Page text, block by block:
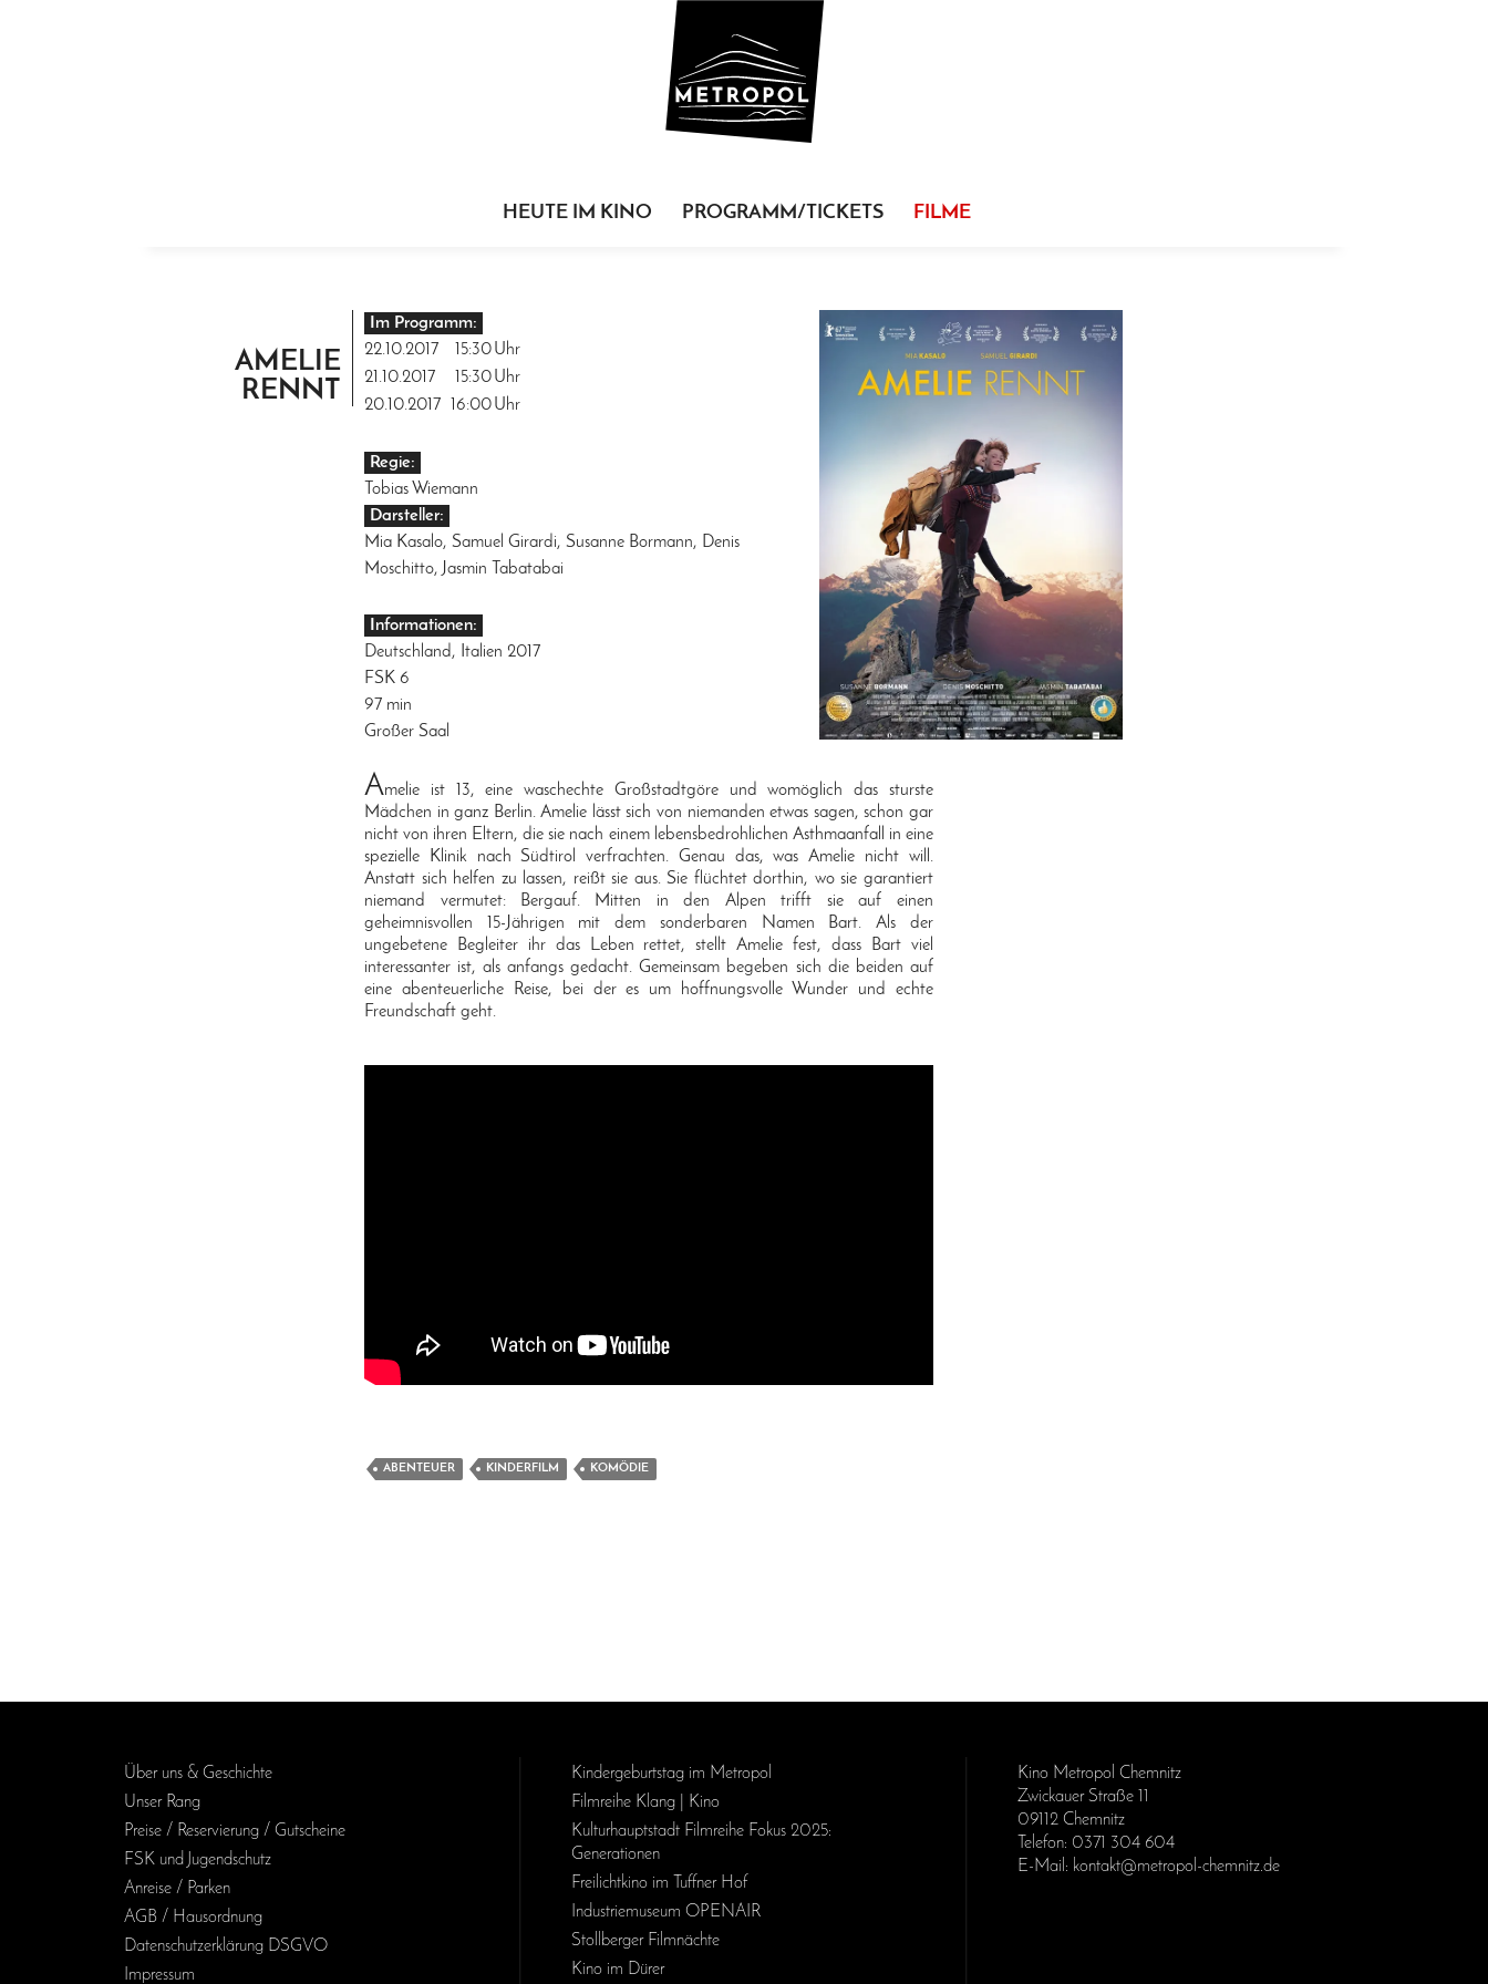
HEUTE IM KINO PROGRAMM/TICKETS FILME
AMELIE
RENNT
Im Programm:
22.10.2017
15:30Uhr
21.10.2017
15:30Uhr
20.10.2017
16:00Uhr
Regie:
Tobias Wiemann
Darsteller:
Mia Kasalo, Samuel Girardi, Susanne Bormann, Denis
Moschitto, Jasmin Tabatabai
Informationen:
Deutschland, Italien 2017
FSK 6
97 min
Großer Saal
Amelie ist 13, eine waschechte Großstadtgöre und womöglich das sturste
Mädchen in ganz Berlin. Amelie lässt sich von niemanden etwas sagen, schon gar
nicht von ihren Eltern, die sie nach einem lebensbedrohlichen Asthmaanfall in eine
spezielle Klinik nach Südtirol verfrachten. Genau das, was Amelie nicht will.
Anstatt sich helfen zu lassen, reißt sie aus. Sie flüchtet dorthin, wo sie garantiert
niemand vermutet: Bergauf. Mitten in den Alpen trifft sie auf einen
geheimnisvollen 15-Jährigen mit dem sonderbaren Namen Bart. Als der
ungebetene Begleiter ihr das Leben rettet, stellt Amelie fest, dass Bart viel
interessanter ist, als anfangs gedacht. Gemeinsam begeben sich die beiden auf
eine abenteuerliche Reise, bei der es um hoffnungsvolle Wunder und echte
Freundschaft geht.
ABENTEUER KINDERFILM KOMÖDIE
Über uns & Geschichte
Unser Rang
Preise / Reservierung / Gutscheine
FSK und Jugendschutz
Anreise / Parken
AGB / Haus­ordnung
Daten­schutz­erklärung DSGVO
Impressum
Kinder­geburts­tag im Metropol
Filmreihe Klang | Kino
Kulturhauptstadt Filmreihe Fokus 2025:
Generationen
Freilichtkino im Tuffner Hof
Industriemuseum OPENAIR
Stollberger Filmnächte
Kino im Dürer
Kino Metropol Chemnitz
Zwickauer Straße 11
09112 Chemnitz
Telefon: 0371 304 604
E-Mail: kontakt@metropol-chemnitz.de